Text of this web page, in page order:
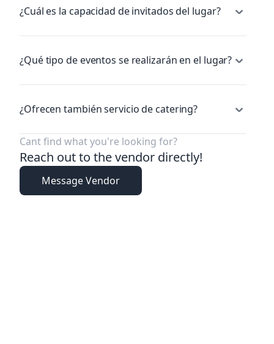
¿Cuál es la capacidad de invitados del lugar?
¿Qué tipo de eventos se realizarán en el lugar?
¿Ofrecen también servicio de catering?
Cant find what you're looking for?
Reach out to the vendor directly!
Message Vendor